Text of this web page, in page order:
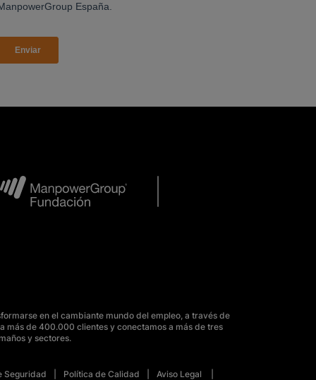
en el cambiante mundo del empleo, a través de
más de 400.000 clientes y conectamos a más de tres
y sectores.
Seguridad Política de Calidad Aviso Legal